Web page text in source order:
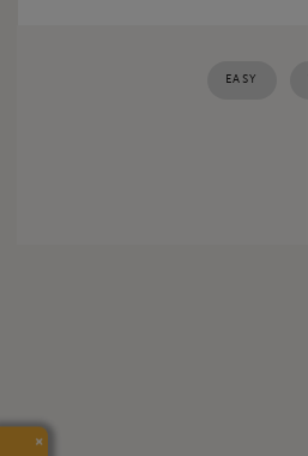
EASY
×